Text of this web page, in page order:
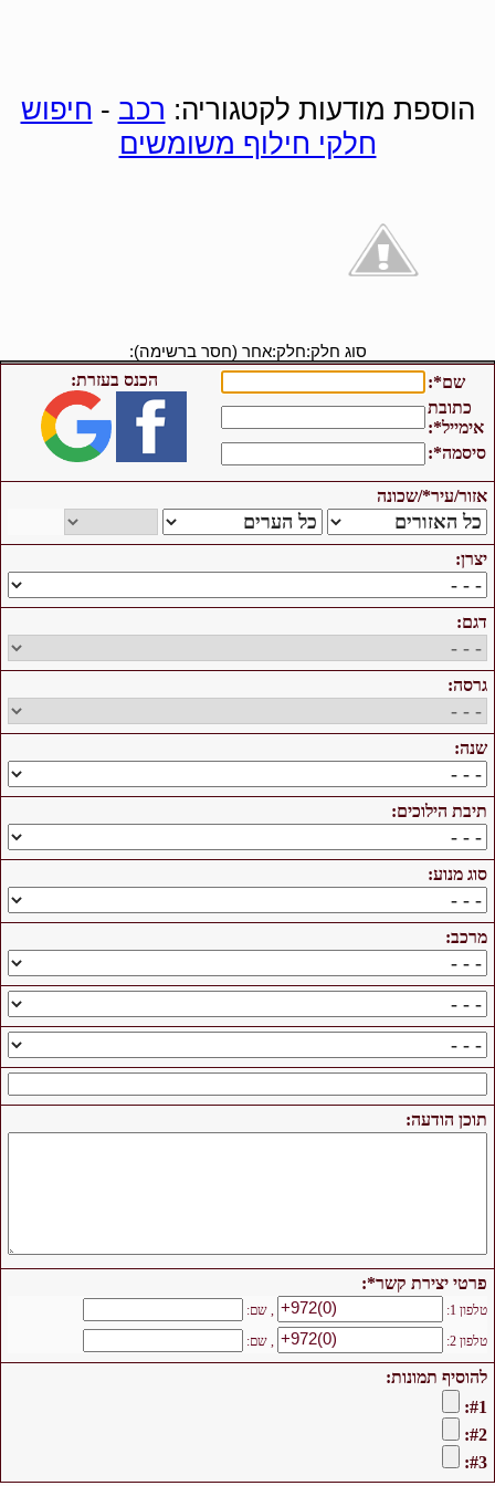
הוספת מודעות לקטגוריה: רכב - חיפוש
חלקי חילוף משומשים
סוג חלק:חלק:אחר (חסר ברשימה):
שם*:
הכנס בעזרת:
כתובת
אימייל*:
סיסמה*:
אזור/עיר*/שכונה
יצרן:
דגם:
גרסה:
שנה:
תיבת הילוכים:
סוג מנוע:
מרכב:
תוכן הודעה:
פרטי יצירת קשר*:
טלפון 1: +972(0) , שם:
טלפון 2:
+972(0) , שם:
להוסיף תמונות:
#1:
#2:
#3: